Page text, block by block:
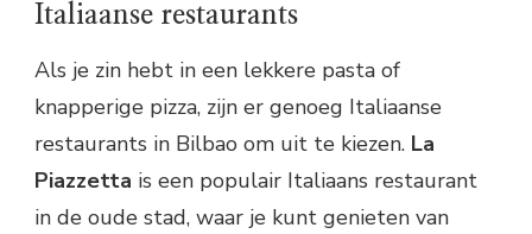
Italiaanse restaurants
Als je zin hebt in een lekkere pasta of
knapperige pizza, zijn er genoeg Italiaanse
restaurants in Bilbao om uit te kiezen. La
Piazzetta is een populair Italiaans restaurant
in de oude stad, waar je kunt genieten van